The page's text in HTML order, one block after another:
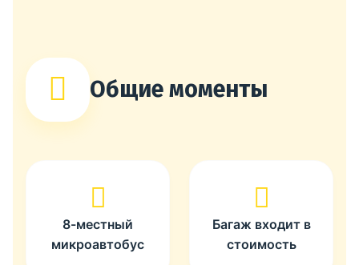
Общие моменты
8-местный
микроавтобус
Багаж входит в
стоимость